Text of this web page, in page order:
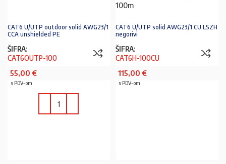
CAT6 U/UTP outdoor solid AWG23/1
CCA unshielded PE
ŠIFRA:
CAT6OUTP-100
55,00 €
s PDV-om
100m
CAT6 U/UTP solid AWG23/1 CU LSZH
negorivi
ŠIFRA:
CAT6H-100CU
115,00 €
s PDV-om